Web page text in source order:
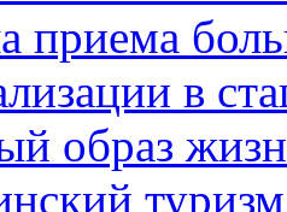
приема
в
образ